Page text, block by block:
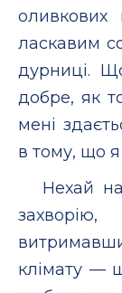
оливкових
ласкавим
дурниці.
добре, як
мені
в тому, що
Нехай
клімату —